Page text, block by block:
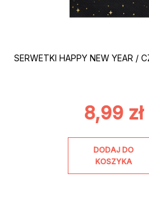
SERWETKI HAPPY NEW YEAR /
8,99 zł
DODAJ DO
KOSZYKA